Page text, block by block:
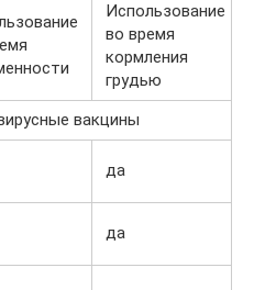
Использование
во время
кормления
грудью
вакцины
да
да